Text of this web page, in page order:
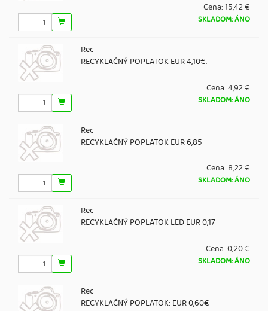
Cena:15,42 €
SKLADOM: ÁNO
Rec
RECYKLAČNÝ POPLATOK EUR 4,10€.
Cena:4,92 €
SKLADOM: ÁNO
Rec
RECYKLAČNÝ POPLATOK EUR 6,85
Cena:8,22 €
SKLADOM: ÁNO
Rec
RECYKLAČNÝ POPLATOK LED EUR 0,17
Cena:0,20 €
SKLADOM: ÁNO
Rec
RECYKLAČNÝ POPLATOK: EUR 0,60€